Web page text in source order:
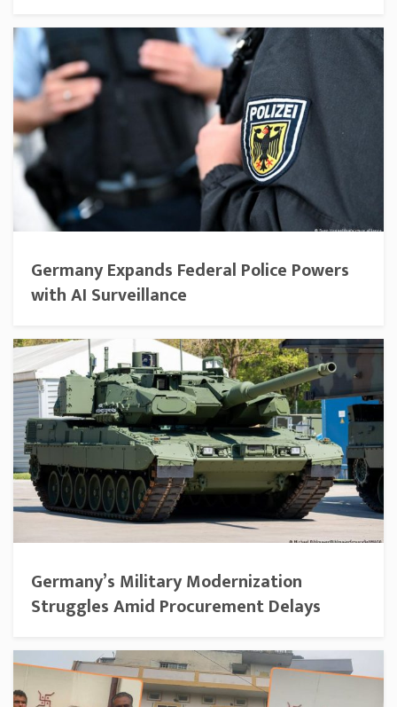
Germany Expands Federal Police Powers
with AI Surveillance
Germany’s Military Modernization
Struggles Amid Procurement Delays